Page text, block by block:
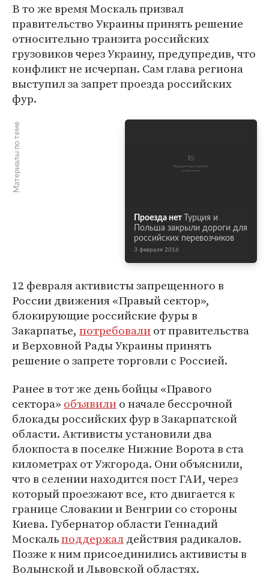
В то же время Москаль призвал
правительство Украины принять решение
относительно транзита российских
грузовиков через Украину, предупредив, что
конфликт не исчерпан. Сам глава региона
выступил за запрет проезда российских
фур.
Материалы по теме
Проезда нет
Турция и
Польша закрыли дороги для
российских перевозчиков
3 февраля 2016
12 февраля активисты запрещенного в
России движения «Правый сектор»,
блокирующие российские фуры в
Закарпатье, потребовалиот правительства
и Верховной Рады Украины принять
решение о запрете торговли с Россией.
Ранее в тот же день бойцы «Правого
сектора» объявилио начале бессрочной
блокады российских фур в Закарпатской
области. Активисты установили два
блокпоста в поселке Нижние Ворота в ста
километрах от Ужгорода. Они объяснили,
что в селении находится пост ГАИ, через
который проезжают все, кто двигается к
границе Словакии и Венгрии со стороны
Киева. Губернатор области Геннадий
Москальподдержалдействия радикалов.
Позже к ним присоединились активисты в
Волынской и Львовской областях.